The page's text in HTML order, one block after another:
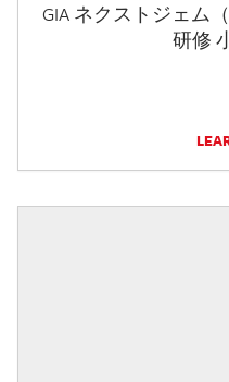
GIA ネクストジェム
研修